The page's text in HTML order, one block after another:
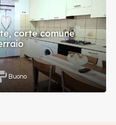
corte comune
Buono